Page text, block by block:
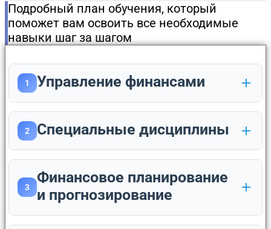
Подробный план обучения, который
поможет вам освоить все необходимые
навыки шаг за шагом
1 Управление финансами
2 Специальные дисциплины
3
Финансовое планирование
и прогнозирование